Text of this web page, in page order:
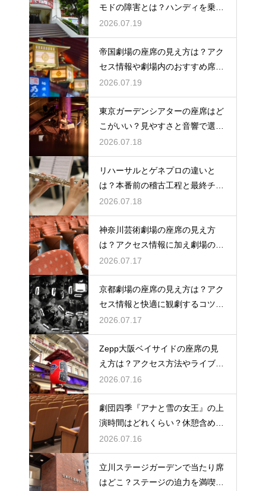
モドの障害とは？ハンディを乗り
越える姿に感動
2026.07.19
帝国劇場の座席の見え方は？アク
セス情報や劇場内のおすすめ席を
徹底ガイド
2026.07.19
東京ガーデンシアターの座席はど
こがいい？見やすさと音響で選ぶ
おすすめのポジション
2026.07.18
リハーサルとゲネプロの違いと
は？本番前の稽古工程と最終チェ
ックの意味を解説
2026.07.18
神奈川芸術劇場の座席の見え方
は？アクセス情報に加え劇場の魅
力を徹底解説
2026.07.17
京都劇場の座席の見え方は？アク
セス情報と快適に観劇するコツを
事前にチェック
2026.07.17
Zepp大阪ベイサイドの座席の見
え方は？アクセス方法やライブを
楽しむポイントを紹介
2026.07.16
劇団四季『アナと雪の女王』の上
演時間はどれくらい？休憩含めた
公演の長さを解説
2026.07.16
立川ステージガーデンで当たり席
はどこ？ステージの迫力を満喫で